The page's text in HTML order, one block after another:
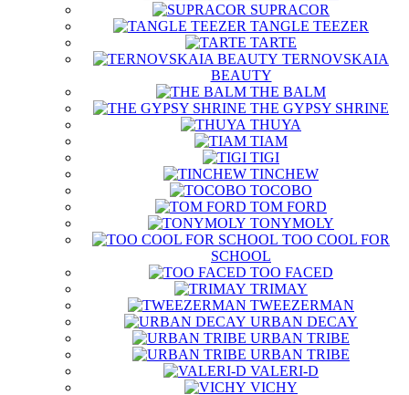
SUPRACOR
TANGLE TEEZER
TARTE
TERNOVSKAIA
BEAUTY
THE BALM
THE GYPSY SHRINE
THUYA
TIAM
TIGI
TINCHEW
TOCOBO
TOM FORD
TONYMOLY
TOO COOL FOR
SCHOOL
TOO FACED
TRIMAY
TWEEZERMAN
URBAN DECAY
URBAN TRIBE
URBAN TRIBE
VALERI-D
VICHY